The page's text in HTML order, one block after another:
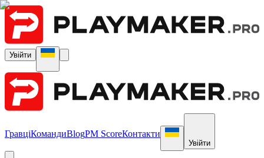
Увійти
ГравціКомандиBlogPM ScoreКонтакти
Увійти